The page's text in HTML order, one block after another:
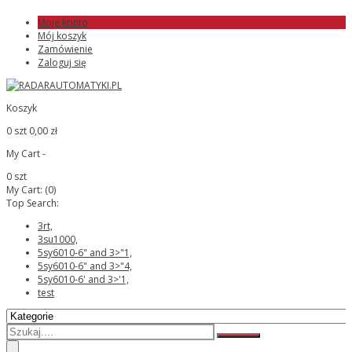
Moje konto
Mój koszyk
Zamówienie
Zaloguj się
Koszyk
0 szt 0,00 zł
My Cart -
0 szt
My Cart: (0)
Top Search:
3rt,
3su1000,
5sy6010-6" and 3>"1,
5sy6010-6" and 3>"4,
5sy6010-6' and 3>'1,
test